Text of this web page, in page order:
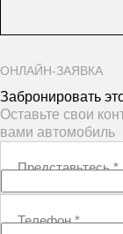
ОНЛАЙН-ЗАЯВКА
Забронировать
Оставьте свои
вами автомобиль
Представьтесь*
Телефон*